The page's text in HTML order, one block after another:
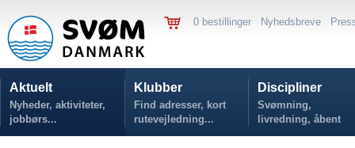
0 bestillinger Nyhedsbreve
Aktuelt
Nyheder, aktiviteter,
jobbørs...
Klubber
Find adresser, kort
rutevejledning...
Discipliner
Svømning,
livredning, åbent
vand...